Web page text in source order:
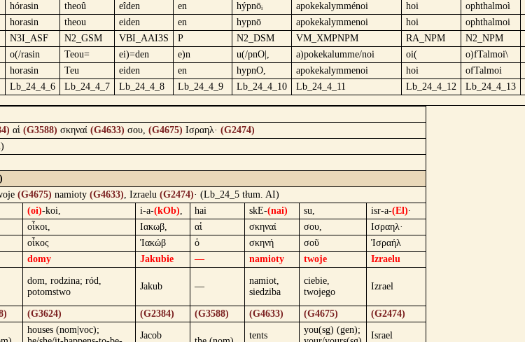
hórasin theoû eîden en hýpnōᵢ apokekalymménoi hoi
ophthalmoì
horasin theou eiden en hypnō apokekalymmenoi hoi
ophthalmoi
N3I_ASF N2_GSM VBI_AAI3S P N2_DSM VM_XMPNPM RA_NPM
N2_NPM
o(/rasin Teou= ei)=den e)n u(/pnO|, a)pokekalumme/noi oi(
o)fTalmoi\
horasin Teu eiden en hypnO, apokekalymmenoi hoi
ofTalmoi
Lb_24_4_6 Lb_24_4_7 Lb_24_4_8 Lb_24_4_9 Lb_24_4_10 Lb_24_4_11 Lb_24_4_12 Lb_24_4_13
αἱ (G3588) σκηναί (G4633) σου, (G4675) Ισραηλ· (G2474)
(G4675) namioty (G4633), Izraelu (G2474)· (Lb_24_5 tłum. AI)
(oi)-koi, i-a-(kOb), hai skE-(nai) su, isr-a-(El)·
οἶκοι, Ιακωβ, αἱ σκηναί σου,
Ισραηλ·
οἶκος Ἰακώβ ὁ σκηνή σοῦ
Ἰσραήλ
domy Jakubie — namioty twoje Izraelu
dom, rodzina; ród,
potomstwo
Jakub —
namiot,
siedziba
ciebie,
twojego
Izrael
(G3624) (G2384) (G3588) (G4633) (G4675) (G2474)
houses (nom|voc);
Jacob
tents
you(sg) (gen);
Israel